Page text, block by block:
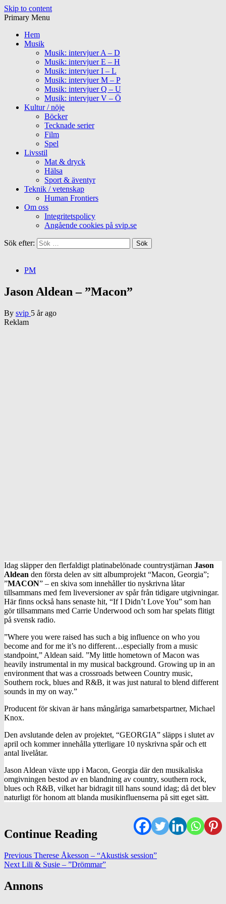
Skip to content
Primary Menu
Hem
Musik
Musik: intervjuer A – D
Musik: intervjuer E – H
Musik: intervjuer I – L
Musik: intervjuer M – P
Musik: intervjuer Q – U
Musik: intervjuer V – Ö
Kultur / nöje
Böcker
Tecknade serier
Film
Spel
Livsstil
Mat & dryck
Hälsa
Sport & äventyr
Teknik / vetenskap
Human Frontiers
Om oss
Integritetspolicy
Angående cookies på svip.se
Sök efter:
PM
Jason Aldean – ”Macon”
By svip 5 år ago
Reklam
Idag släpper den flerfaldigt platinabelönade countrystjärnan Jason
Aldean den första delen av sitt albumprojekt “Macon, Georgia”;
”MACON” – en skiva som innehåller tio nyskrivna låtar
tillsammans med fem liveversioner av spår från tidigare utgivningar.
Här finns också hans senaste hit, “If I Didn’t Love You” som han
gör tillsammans med Carrie Underwood och som har spelats flitigt
på svensk radio.
”Where you were raised has such a big influence on who you
become and for me it’s no different…especially from a music
standpoint,” Aldean said. ”My little hometown of Macon was
heavily instrumental in my musical background. Growing up in an
environment that was a crossroads between Country music,
Southern rock, blues and R&B, it was just natural to blend different
sounds in my on way.”
Producent för skivan är hans mångåriga samarbetspartner, Michael
Knox.
Den avslutande delen av projektet, “GEORGIA” släpps i slutet av
april och kommer innehålla ytterligare 10 nyskrivna spår och ett
antal livelåtar.
Jason Aldean växte upp i Macon, Georgia där den musikaliska
omgivningen bestod av en blandning av country, southern rock,
blues och R&B, vilket har bidragit till hans sound idag; då det blev
naturligt för honom att blanda musikinfluenserna på sitt eget sätt.
Continue Reading
Previous Therese Åkesson – “Akustisk session”
Next Lili & Susie – ”Drömmar”
Annons